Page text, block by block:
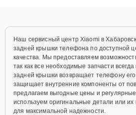
Наш сервисный центр Xiaomi в
задней крышки телефона по доступной
качества. Мы предоставляем
так как все необходимые запчасти
задней крышки возвращает телефону
защищает внутренние компоненты от
предлагаем выгодные цены и регулярные
используем оригинальные детали или их
для максимальной надежности.